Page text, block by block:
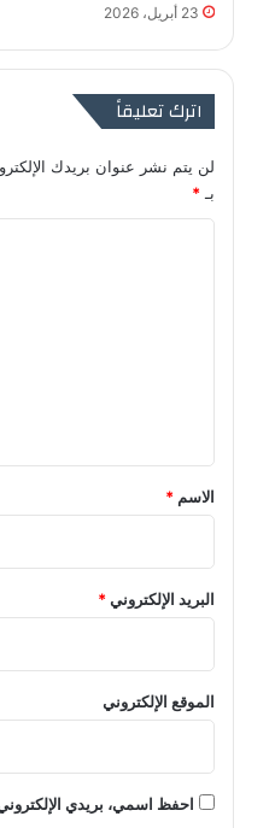
23 أبريل، 2026
اترك تعليقاً
لن يتم نشر عنوان بريدك
بـ *
*
الاسم *
البريد الإلكتروني*
الموقع الإلكتروني
احفظ اسمي، بريدي